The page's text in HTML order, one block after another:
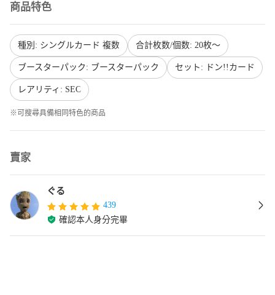
商品特色
種別: シングルカード 複数 合計枚数/個数: 20枚〜
ブースターパック: ブースターパック セット: ドン!!カード
レアリティ: SEC
※可搜尋具備相同特色的商品
賣家
ぐる
439
確認本人身分完畢